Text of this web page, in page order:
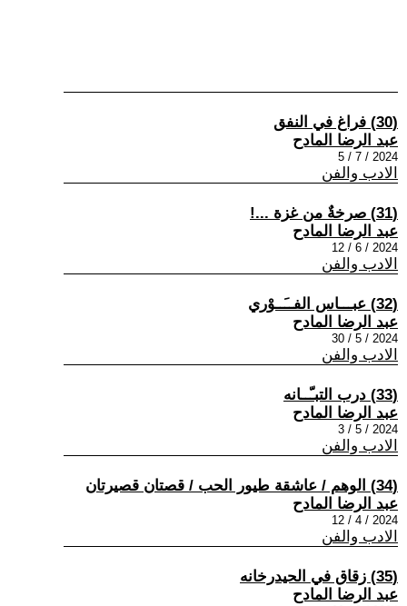
(30) فراغ في النفق
عبد الرضا المادح
2024 / 7 / 5
الادب والفن
(31) صرخةٌ من غزة ...!
عبد الرضا المادح
2024 / 6 / 12
الادب والفن
(32) عبـــاس الفــَــوْري
عبد الرضا المادح
2024 / 5 / 30
الادب والفن
(33) درب التبـّــانه
عبد الرضا المادح
2024 / 5 / 3
الادب والفن
(34) الوهم / عاشقة طيور الحب / قصتان قصيرتان
عبد الرضا المادح
2024 / 4 / 12
الادب والفن
(35) زقاق في الحيدرخانه
عبد الرضا المادح